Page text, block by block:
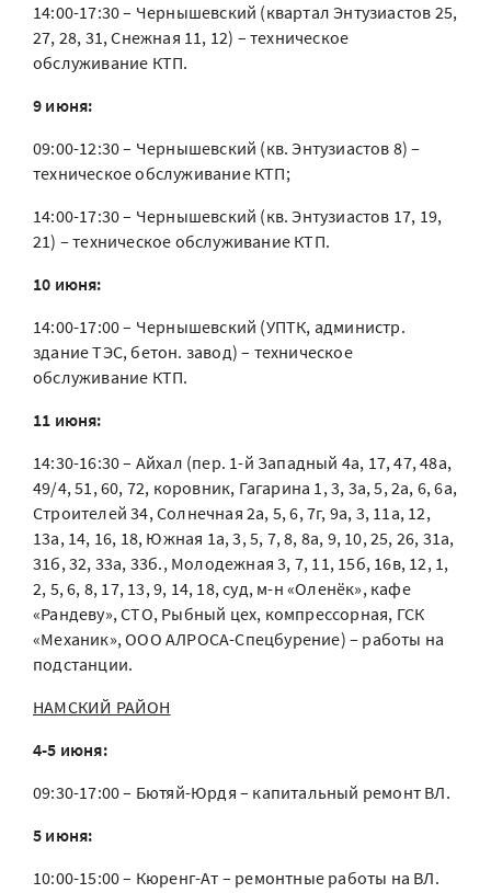
14:00-17:30 – Чернышевский (квартал Энтузиастов 25,
27, 28, 31, Снежная 11, 12) – техническое
обслуживание КТП.
9 июня:
09:00-12:30 – Чернышевский (кв. Энтузиастов 8) –
техническое обслуживание КТП;
14:00-17:30 – Чернышевский (кв. Энтузиастов 17, 19,
21) – техническое обслуживание КТП.
10 июня:
14:00-17:00 – Чернышевский (УПТК, администр.
здание ТЭС, бетон. завод) – техническое
обслуживание КТП.
11 июня:
14:30-16:30 – Айхал (пер. 1-й Западный 4а, 17, 47, 48а,
49/4, 51, 60, 72, коровник, Гагарина 1, 3, 3а, 5, 2а, 6, 6а,
Строителей 34, Солнечная 2а, 5, 6, 7г, 9а, 3, 11а, 12,
13а, 14, 16, 18, Южная 1а, 3, 5, 7, 8, 8а, 9, 10, 25, 26, 31а,
31б, 32, 33а, 33б., Молодежная 3, 7, 11, 15б, 16в, 12, 1,
2, 5, 6, 8, 17, 13, 9, 14, 18, суд, м-н «Оленёк», кафе
«Рандеву», СТО, Рыбный цех, компрессорная, ГСК
«Механик», ООО АЛРОСА-Спецбурение) – работы на
подстанции.
НАМСКИЙ РАЙОН
4-5 июня:
09:30-17:00 – Бютяй-Юрдя – капитальный ремонт ВЛ.
5 июня:
10:00-15:00 – Кюренг-Ат – ремонтные работы на ВЛ.